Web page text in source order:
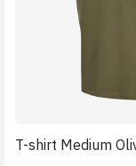
T-shirt Medium